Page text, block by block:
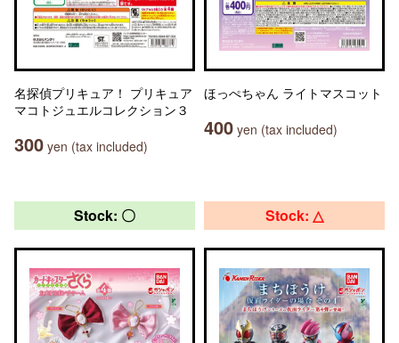
名探偵プリキュア！ プリキュア
マコトジュエルコレクション３
300 yen (tax included)
ほっぺちゃん ライトマスコット
400 yen (tax included)
Stock: 〇 Stock: △